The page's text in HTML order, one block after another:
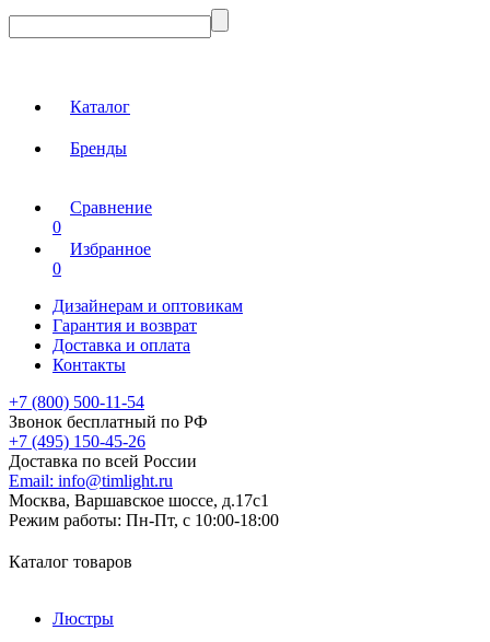
Каталог
Бренды
Сравнение
0
Избранное
0
Дизайнерам и оптовикам
Гарантия и возврат
Доставка и оплата
Контакты
+7 (800) 500-11-54
Звонок бесплатный по РФ
+7 (495) 150-45-26
Доставка по всей России
Email: info@timlight.ru
Москва, Варшавское шоссе, д.17c1
Режим работы: Пн-Пт, с 10:00-18:00
Каталог товаров
Люстры